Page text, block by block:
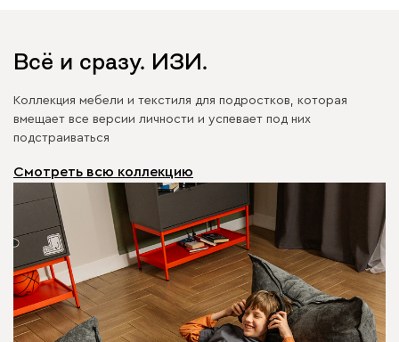
Всё и сразу. ИЗИ.
Коллекция мебели и текстиля для подростков, которая
вмещает все версии личности и успевает под них
подстраиваться
Смотреть всю коллекцию